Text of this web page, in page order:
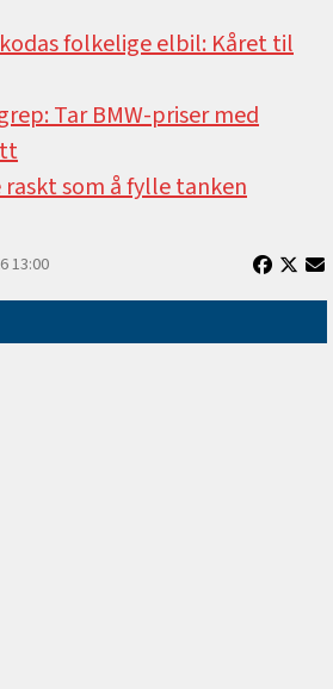
folkelige elbil: Kåret til
Tar BMW-priser med
som å fylle tanken
13:00